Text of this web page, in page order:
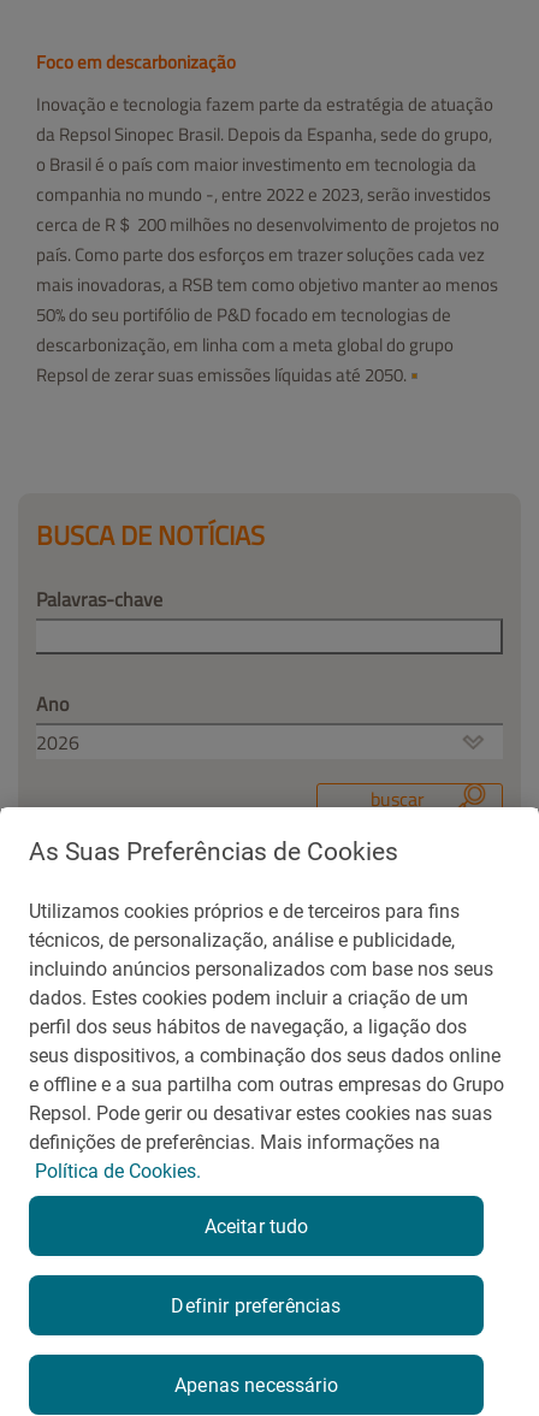
Foco em descarbonização
Inovação e tecnologia fazem parte da estratégia de atuação
da Repsol Sinopec Brasil. Depois da Espanha, sede do grupo,
o Brasil é o país com maior investimento em tecnologia da
companhia no mundo -, entre 2022 e 2023, serão investidos
cerca de R＄ 200 milhões no desenvolvimento de projetos no
país. Como parte dos esforços em trazer soluções cada vez
mais inovadoras, a RSB tem como objetivo manter ao menos
50% do seu portifólio de P&D focado em tecnologias de
descarbonização, em linha com a meta global do grupo
Repsol de zerar suas emissões líquidas até 2050.
BUSCA DE NOTÍCIAS
Palavras-chave
Ano
Contato para Imprensa
repsolsinopecbrasil@aliarp.com.br
(21) 99271-5488
voltar
Termos e Condições de Uso
Portal de privacidade
Contato
As Suas Preferências de Cookies
Utilizamos cookies próprios e de terceiros para fins
técnicos, de personalização, análise e publicidade,
incluindo anúncios personalizados com base nos seus
dados. Estes cookies podem incluir a criação de um
perfil dos seus hábitos de navegação, a ligação dos
seus dispositivos, a combinação dos seus dados online
e offline e a sua partilha com outras empresas do Grupo
Repsol. Pode gerir ou desativar estes cookies nas suas
definições de preferências. Mais informações na
Política de Cookies.
Definir preferências
Apenas necessário
Aceitar tudo